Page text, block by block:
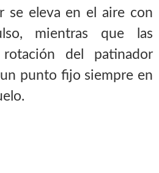
se eleva en el aire con
mientras que las
del patinador
punto fijo siempre en